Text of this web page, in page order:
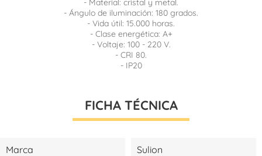
- Material: cristal y metal.
- Ángulo de iluminación: 180 grados.
- Vida útil: 15.000 horas.
- Clase energética: A+
- Voltaje: 100 - 220 V.
- CRI 80.
- IP20
FICHA TÉCNICA
Marca Sulion